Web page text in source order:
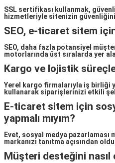
SSL sertifikası kullanmak,
hizmetleriyle sitenizin
SEO, e-ticaret sitem
SEO, daha fazla potansiyel
motorlarında üst sıralarda yer
Kargo ve lojistik
Yerel kargo firmalarıyla iş birliği
kullanarak siparişlerinizi etkili
E-ticaret sitem için
yapmalı mıyım?
Evet, sosyal medya
markanızı tanıtma açısından
Müşteri desteğini